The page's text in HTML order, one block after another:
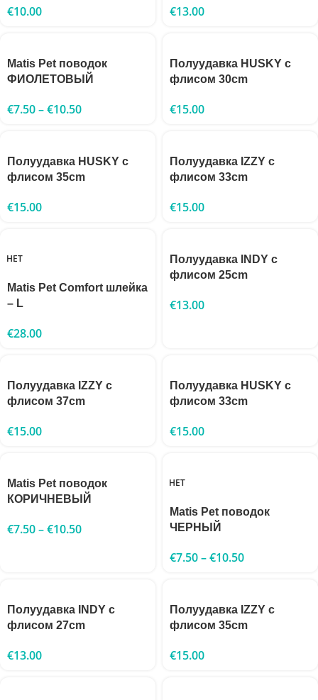
€10.00 €13.00
Matis Pet поводок
ФИОЛЕТОВЫЙ
€7.50–€10.50
Полуудавка HUSKY с
флисом 30cm
€15.00
Полуудавка HUSKY с
флисом 35cm
€15.00
Полуудавка IZZY с
флисом 33cm
€15.00
НЕТ
Matis Pet Comfort шлейка
– L
€28.00
Полуудавка INDY с
флисом 25cm
€13.00
Полуудавка IZZY с
флисом 37cm
€15.00
Полуудавка HUSKY с
флисом 33cm
€15.00
Matis Pet поводок
КОРИЧНЕВЫЙ
€7.50–€10.50
НЕТ
Matis Pet поводок
ЧЕРНЫЙ
€7.50–€10.50
Полуудавка INDY с
флисом 27cm
€13.00
Полуудавка IZZY с
флисом 35cm
€15.00